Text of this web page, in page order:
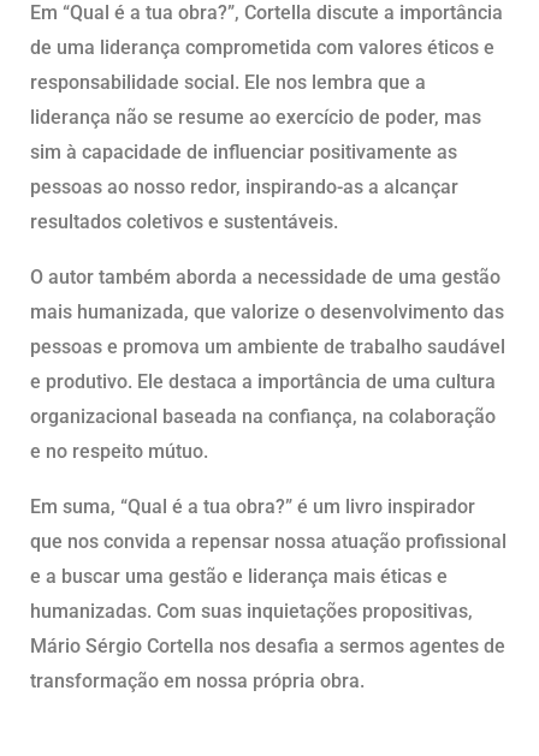
Em “Qual é a tua obra?”, Cortella discute a importância
de uma liderança comprometida com valores éticos e
responsabilidade social. Ele nos lembra que a
liderança não se resume ao exercício de poder, mas
sim à capacidade de influenciar positivamente as
pessoas ao nosso redor, inspirando-as a alcançar
resultados coletivos e sustentáveis.
O autor também aborda a necessidade de uma gestão
mais humanizada, que valorize o desenvolvimento das
pessoas e promova um ambiente de trabalho saudável
e produtivo. Ele destaca a importância de uma cultura
organizacional baseada na confiança, na colaboração
e no respeito mútuo.
Em suma, “Qual é a tua obra?” é um livro inspirador
que nos convida a repensar nossa atuação profissional
e a buscar uma gestão e liderança mais éticas e
humanizadas. Com suas inquietações propositivas,
Mário Sérgio Cortella nos desafia a sermos agentes de
transformação em nossa própria obra.